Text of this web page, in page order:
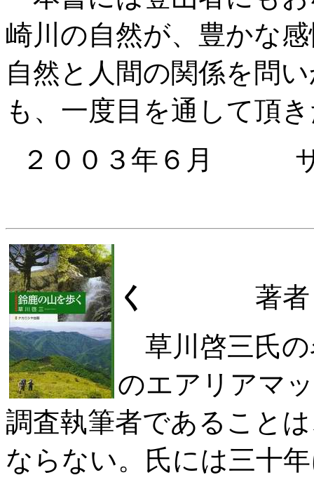
崎川の自然が、豊かな
自然と人間の関係を問
も、一度目を通して頂
２００３年６月
く
著者
草川啓三氏の
のエアリアマ
調査執筆者であること
ならない。氏には三十